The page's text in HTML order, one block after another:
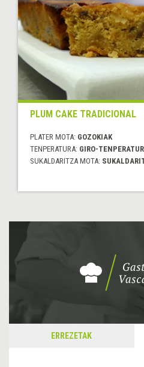
PLUM CAKE TRADICIONAL
PLATER MOTA: GOZOKIAK
TENPERATURA: GIRO-
SUKALDARITZA MOTA:
ERREZETAK